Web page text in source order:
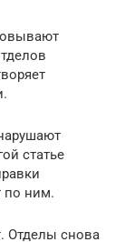
статье
по ним.
Отделы снова